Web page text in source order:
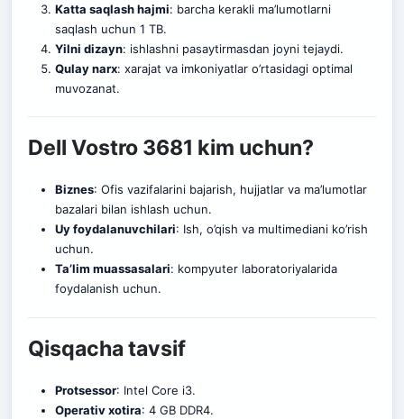
Katta saqlash hajmi: barcha kerakli ma’lumotlarni
saqlash uchun 1 TB.
Yilni dizayn: ishlashni pasaytirmasdan joyni tejaydi.
Qulay narx: xarajat va imkoniyatlar o’rtasidagi optimal
muvozanat.
Dell Vostro 3681 kim uchun?
Biznes: Ofis vazifalarini bajarish, hujjatlar va ma’lumotlar
bazalari bilan ishlash uchun.
Uy foydalanuvchilari: Ish, o’qish va multimediani ko’rish
uchun.
Ta’lim muassasalari: kompyuter laboratoriyalarida
foydalanish uchun.
Qisqacha tavsif
Protsessor: Intel Core i3.
Operativ xotira: 4 GB DDR4.